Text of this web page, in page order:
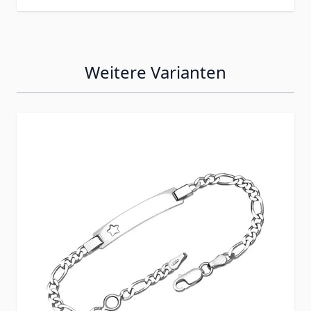
Weitere Varianten